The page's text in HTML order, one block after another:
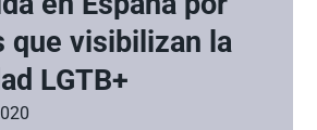
que visibilizan la
LGTB+